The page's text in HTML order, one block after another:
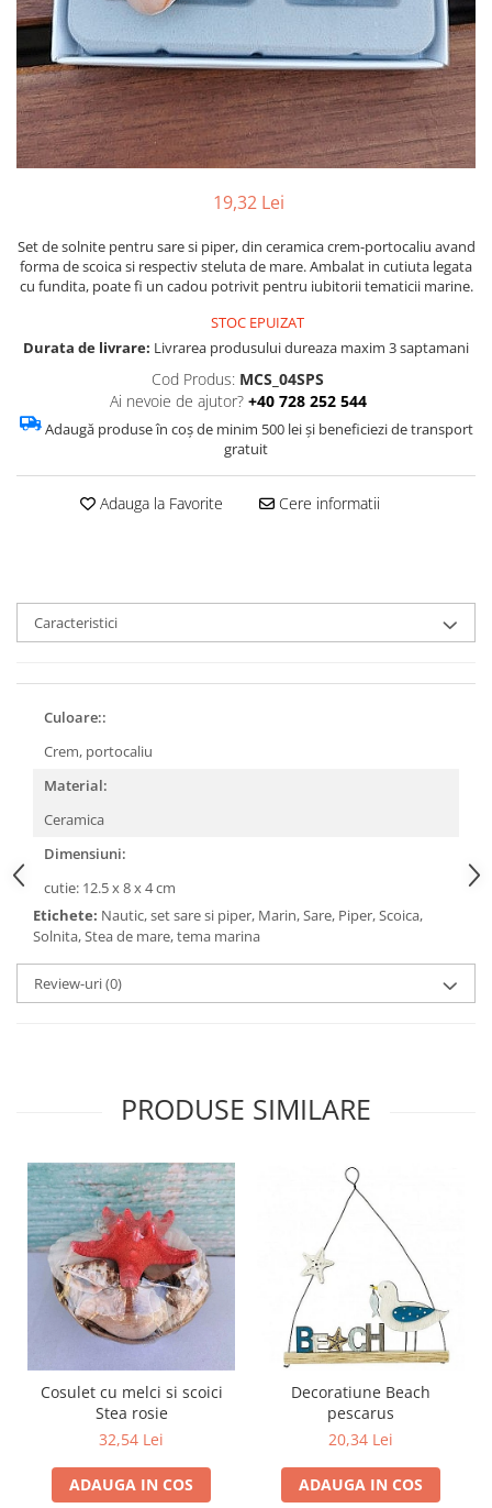
Barci, vapoare, ambarcatiuni
Pesti
Decoratiuni care se agata
Tablouri
19,32 Lei
Set de solnite pentru sare si piper, din ceramica crem-portocaliu avand
forma de scoica si respectiv steluta de mare. Ambalat in cutiuta legata
cu fundita, poate fi un cadou potrivit pentru iubitorii tematicii marine.
STOC EPUIZAT
Durata de livrare: Livrarea produsului dureaza maxim 3 saptamani
Cod Produs: MCS_04SPS
Ai nevoie de ajutor? +40 728 252 544
Adaugă produse în coș de minim 500 lei și beneficiezi de transport
gratuit
Adauga la Favorite Cere informatii
Caracteristici
Culoare::
Crem, portocaliu
Material:
Ceramica
Dimensiuni:
cutie: 12.5 x 8 x 4 cm
Etichete: Nautic, set sare si piper, Marin, Sare, Piper, Scoica,
Solnita, Stea de mare, tema marina
Review-uri(0)
PRODUSE SIMILARE
Cosulet cu melci si scoici
Stea rosie
32,54 Lei
ADAUGA IN COS
Decoratiune Beach
pescarus
20,34 Lei
ADAUGA IN COS